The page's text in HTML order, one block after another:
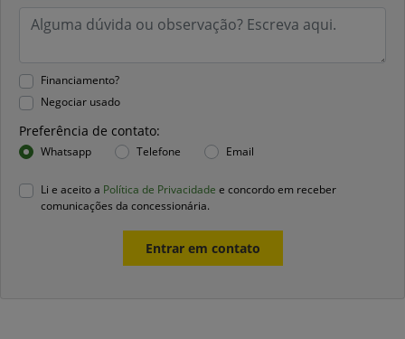
Financiamento?
Negociar usado
Preferência de contato:
Whatsapp Telefone Email
Li e aceito a Política de Privacidade e concordo em receber
comunicações da concessionária.
Entrar em contato